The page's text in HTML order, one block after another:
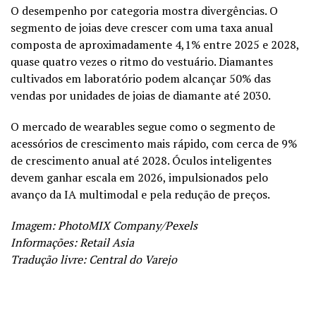
O desempenho por categoria mostra divergências. O
segmento de joias deve crescer com uma taxa anual
composta de aproximadamente 4,1% entre 2025 e 2028,
quase quatro vezes o ritmo do vestuário. Diamantes
cultivados em laboratório podem alcançar 50% das
vendas por unidades de joias de diamante até 2030.
O mercado de wearables segue como o segmento de
acessórios de crescimento mais rápido, com cerca de 9%
de crescimento anual até 2028. Óculos inteligentes
devem ganhar escala em 2026, impulsionados pelo
avanço da IA multimodal e pela redução de preços.
Imagem: PhotoMIX Company/Pexels
Informações:Retail Asia
Tradução livre: Central do Varejo